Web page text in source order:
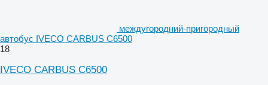
междугородний-пригородный
автобус IVECO CARBUS C6500
18
IVECO CARBUS C6500